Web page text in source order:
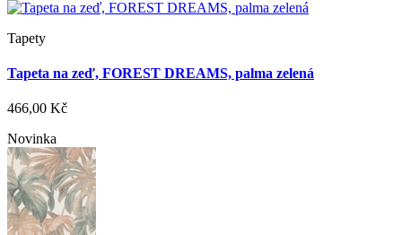
Tapety
Tapeta na zeď, FOREST DREAMS, palma zelená
466,00 Kč
Novinka